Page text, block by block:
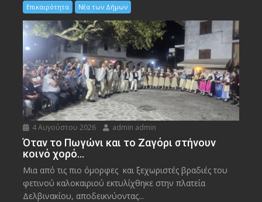
Επικαιρότητα Νέα των Δήμων
4 Αυγούστου 2026 admin admin
Όταν το Πωγώνι και το Ζαγόρι στήνουν
κοινό χορό…
Μια από τις πιο όμορφες και ξεχωριστές βραδιές του
φετινού καλοκαιριού εκτυλίχθηκε στην πλατεία
Δελβινακίου, αποδεικνύοντας...